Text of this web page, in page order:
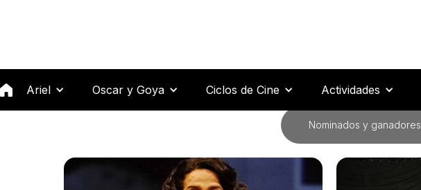
Ariel Oscar y Goya Ciclos de Cine Actividades
Premios Ariel 58
Nominados y ganadores